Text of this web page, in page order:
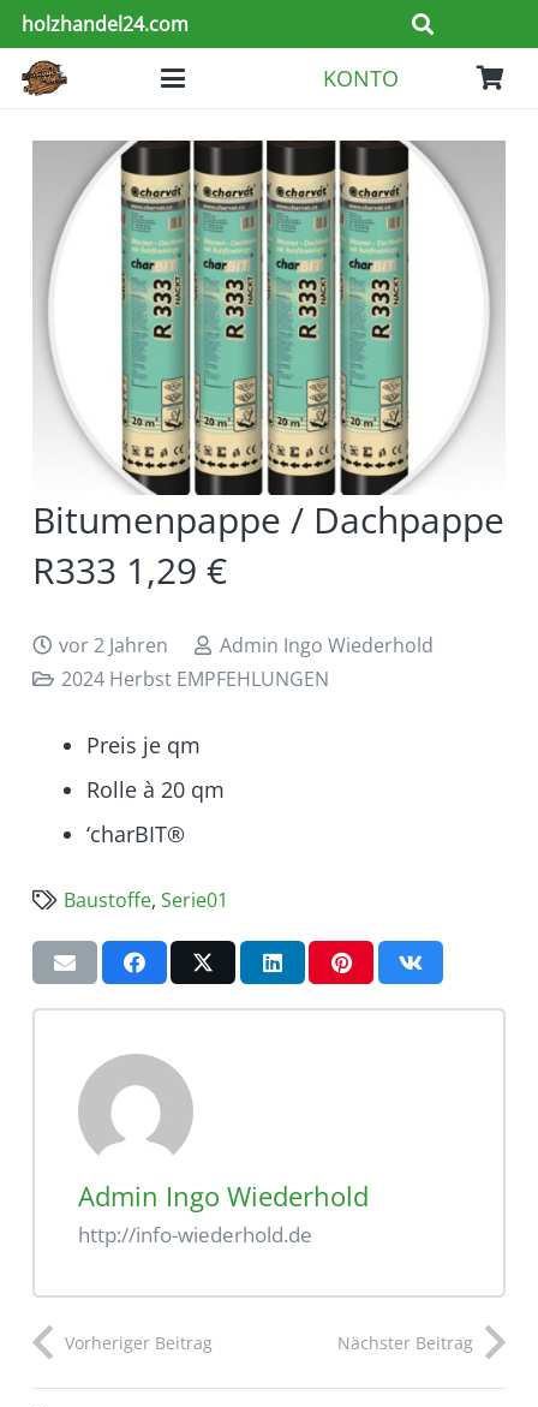
holzhandel24.com
KONTO
Bitumenpappe / Dachpappe
R333 1,29 €
vor 2 Jahren
Admin Ingo Wiederhold
2024 Herbst EMPFEHLUNGEN
Preis je qm
Rolle à 20 qm
‘charBIT®
Baustoffe,Serie01
Admin Ingo Wiederhold
http://info-wiederhold.de
Vorheriger Beitrag Nächster Beitrag